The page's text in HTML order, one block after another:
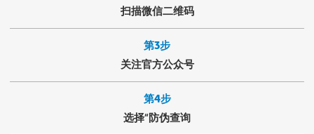
扫描微信二维码
第3步
关注官方公众号
第4步
选择“防伪查询